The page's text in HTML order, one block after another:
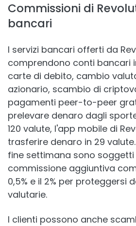
Commissioni di
bancari
I servizi bancari offerti da
comprendono conti bancari in
carte di debito, cambio
azionario, scambio di
pagamenti peer-to-peer
prelevare denaro dagli
120 valute, l'app mobile di
trasferire denaro in 29
fine settimana sono soggetti
commissione aggiuntiva
0,5% e il 2% per proteggersi
valutarie.
I clienti possono anche